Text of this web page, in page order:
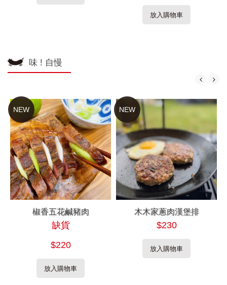
放入購物車
味 ! 自慢
NEW
椒香五花鹹豬肉
缺貨
$220
放入購物車
NEW
木木家蔥肉漢堡排
$230
放入購物車